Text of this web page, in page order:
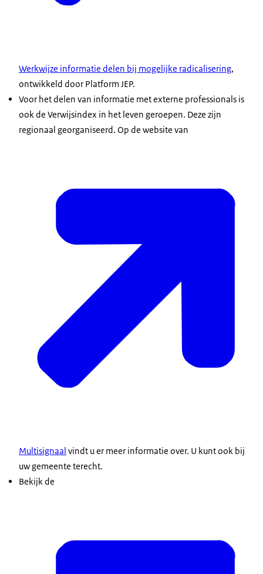
Werkwijze informatie delen bij mogelijke radicalisering,
ontwikkeld door Platform JEP.
Voor het delen van informatie met externe professionals is
ook de Verwijsindex in het leven geroepen. Deze zijn
regionaal georganiseerd. Op de website van
Multisignaal vindt u er meer informatie over. U kunt ook bij
uw gemeente terecht.
Bekijk de